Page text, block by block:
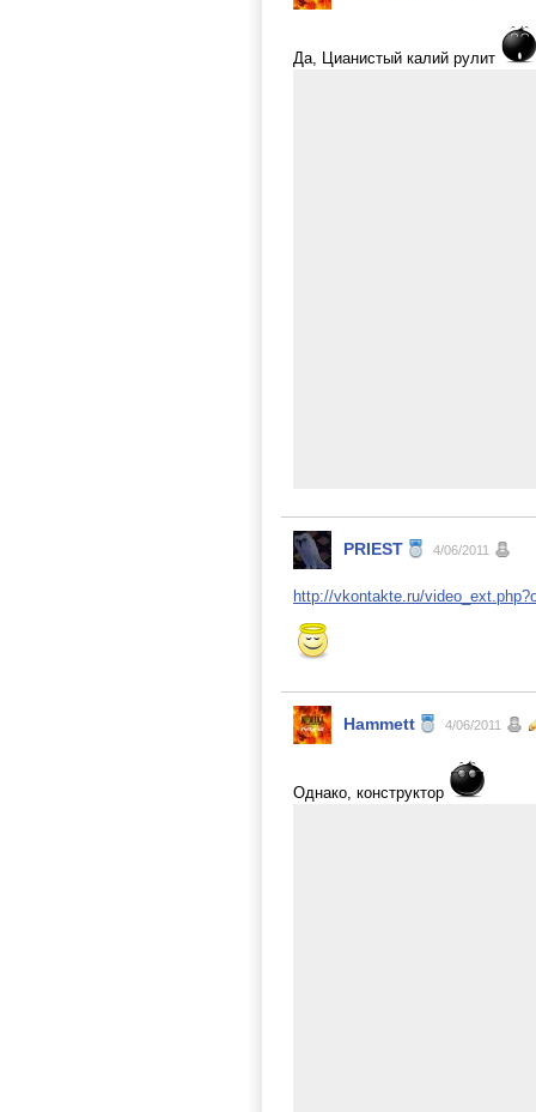
Да, Цианистый калий рулит
PRIEST 4/06/2011
http://vkontakte.ru/
Hammett 4/06/2011
Однако, конструктор